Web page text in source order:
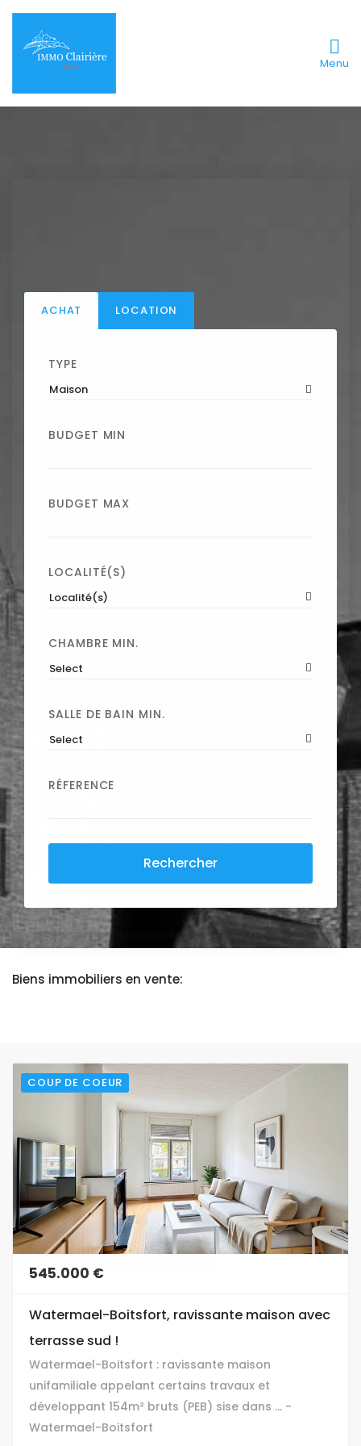
Menu
ACHAT LOCATION
TYPE
Maison
BUDGET MIN
BUDGET MAX
LOCALITÉ(S)
Localité(s)
CHAMBRE MIN.
Select
SALLE DE BAIN MIN.
Select
RÉFERENCE
Rechercher
Biens immobiliers en vente:
COUP DE COEUR
545.000 €
Watermael-Boitsfort, ravissante maison avec
terrasse sud !
Watermael-Boitsfort : ravissante maison
unifamiliale appelant certains travaux et
développant 154m² bruts (PEB) sise dans ... -
Watermael-Boitsfort